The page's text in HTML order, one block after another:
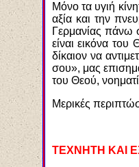
Μόνο τα υγιή
αξία και την
Γερμανίας πάνω
είναι εικόνα
δίκαιον να
σου», μας
του Θεού,
Μερικές
ΤΕΧΝΗΤΗ ΚΑΙ